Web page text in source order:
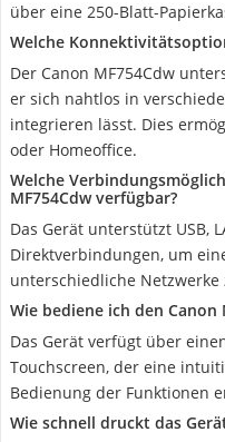
über eine 250-Blatt-
Welche
Der Canon MF754Cdw
er sich nahtlos in
integrieren lässt. Dies
oder Homeoffice.
Welche
MF754Cdw verfügbar?
Das Gerät unterstützt USB,
Direktverbindungen, um
unterschiedliche Netzwerke
Wie bediene ich den Canon
Das Gerät verfügt über
Touchscreen, der eine
Bedienung der Funktionen
Wie schnell druckt das